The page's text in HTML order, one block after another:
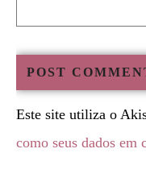
Este site utiliza o
como seus dados em